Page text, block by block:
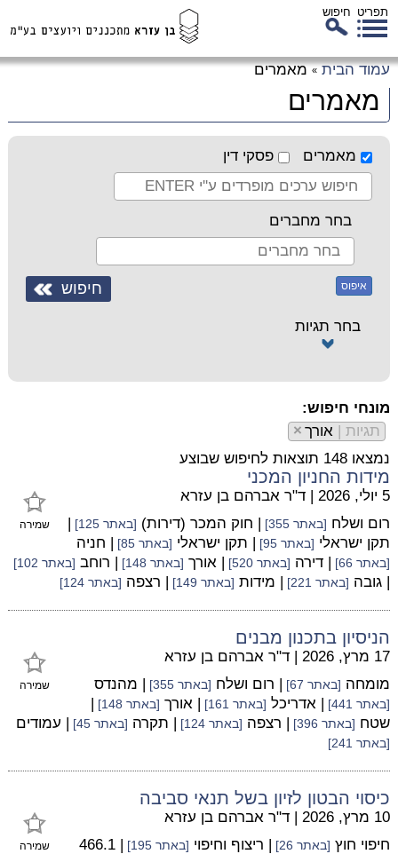
תפריט חיפוש
עמוד הבית » מאמרים
מאמרים
מאמרים פסקי דין
בחר מחברים
איפוס
בחר תגיות
מונחי חיפוש:
תגיות | אורך ×
נמצאו 148 תוצאות לחיפוש שבוצע
מידות החניון המכני
שמירה
5 יולי, 2026 | ד"ר אברהם בן עזרא
רום ושלח [באתר 355] | חוק המכר (דירות) [באתר 125]
|
תקן ישראלי [באתר 95] | תקן ישראלי [באתר 85] | חניה
[באתר 66] | דירה [באתר 520] | אורך [באתר 148] | רוחב [באתר 102]
| גובה [באתר 221] | מידות [באתר 149] | רצפה [באתר 124]
הניסיון בתכנון מבנים
שמירה
17 מרץ, 2026 | ד"ר אברהם בן עזרא
מומחה [באתר 67] | רום ושלח [באתר 355] | מהנדס
[באתר 441] | אדריכל [באתר 161] | אורך [באתר 148]
|
שטח [באתר 396] | רצפה [באתר 124] | תקרה [באתר 45] | עמודים
[באתר 241]
כיסוי הבטון לזיון בשל תנאי סביבה
שמירה
10 מרץ, 2026 | ד"ר אברהם בן עזרא
חיפוי חוץ [באתר 26] | ריצוף וחיפוי [באתר 195] | 466.1